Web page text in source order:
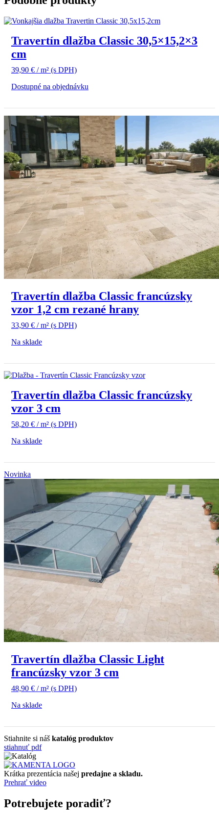
Travertín dlažba Classic 30,5×15,2×3
cm
39,90 € / m² (s DPH)
Dostupné na objednávku
Travertín dlažba Classic francúzsky
vzor 1,2 cm rezané hrany
33,90 € / m² (s DPH)
Na sklade
Travertín dlažba Classic francúzsky
vzor 3 cm
58,20 € / m² (s DPH)
Na sklade
Novinka
Travertín dlažba Classic Light
francúzsky vzor 3 cm
48,90 € / m² (s DPH)
Na sklade
Stiahnite si náš katalóg produktov
stiahnuť pdf
Krátka prezentácia našej predajne a skladu.
Prehrať video
Potrebujete poradiť?